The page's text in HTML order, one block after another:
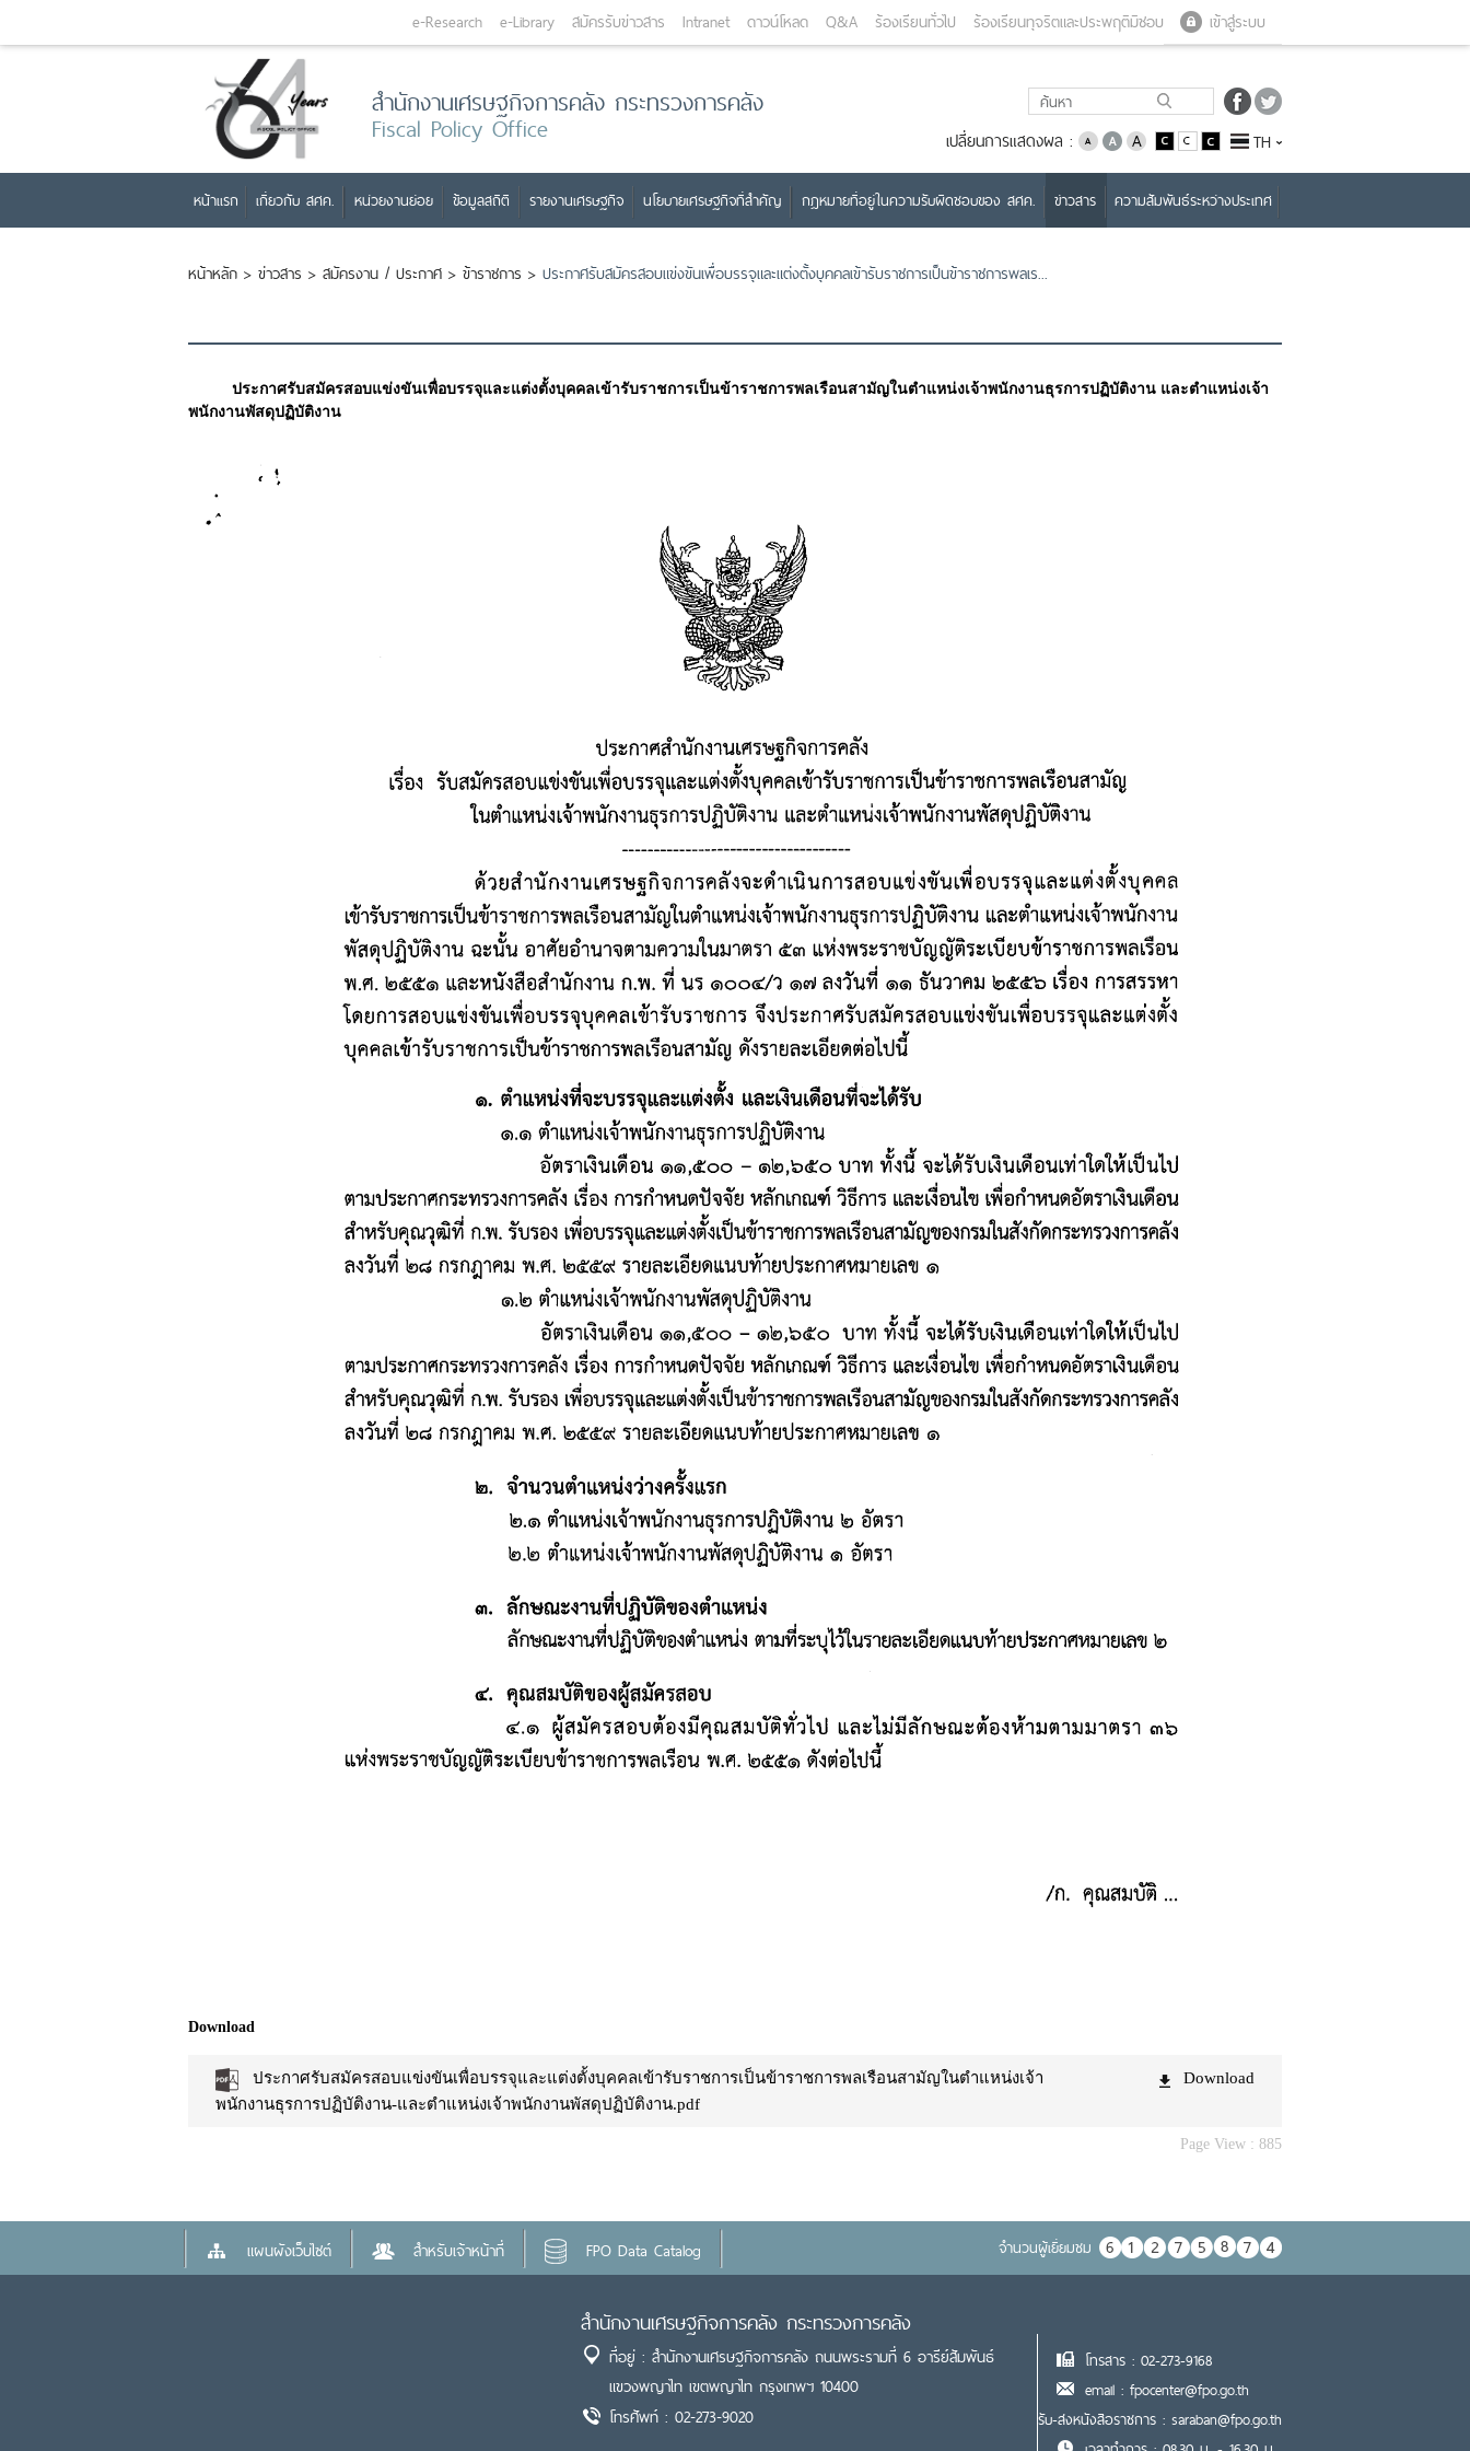
เข้าสู่ระบบ
e-Research e-Library สมัครรับข่าวสาร Intranet ดาวน์โหลด Q&A ร้องเรียนทั่วไป ร้องเรียนทุจริตและประพฤติมิชอบ
สำนักงานเศรษฐกิจการคลัง กระทรวงการคลัง
Fiscal Policy Office เปลี่ยนการแสดงผล : TH
หน้าแรก เกี่ยวกับ สศค. หน่วยงานย่อย ข้อมูลสถิติ รายงานเศรษฐกิจ นโยบายเศรษฐกิจที่สำคัญ กฎหมายที่อยู่ในความรับผิดชอบของ สศค. ข่าวสาร ความสัมพันธ์ระหว่างประเทศ
หน้าหลัก > ข่าวสาร > สมัครงาน / ประกาศ > ข้าราชการ > ประกาศรับสมัครสอบแข่งขันเพื่อบรรจุและแต่งตั้งบุคคลเข้ารับราชการเป็นข้าราชการพลเร...
ประกาศรับสมัครสอบแข่งขันเพื่อบรรจุและแต่งตั้งบุคคลเข้ารับราชการเป็นข้าราชการพลเรือนสามัญในตำแหน่งเจ้าพนักงานธุรการปฏิบัติงาน และตำแหน่งเจ้า
พนักงานพัสดุปฏิบัติงาน
Download
ประกาศรับสมัครสอบแข่งขันเพื่อบรรจุและแต่งตั้งบุคคลเข้ารับราชการเป็นข้าราชการพลเรือนสามัญในตำแหน่งเจ้า
พนักงานธุรการปฏิบัติงาน-และตำแหน่งเจ้าพนักงานพัสดุปฏิบัติงาน.pdf
Download
Page View : 885
แผนผังเว็บไซต์ สำหรับเจ้าหน้าที่ FPO Data Catalog จำนวนผู้เยื่ยมชม
สำนักงานเศรษฐกิจการคลัง กระทรวงการคลัง
ที่อยู่ : สำนักงานเศรษฐกิจการคลัง ถนนพระรามที่ 6 อารีย์สัมพันธ์
แขวงพญาไท เขตพญาไท กรุงเทพฯ 10400
โทรศัพท์ : 02-273-9020
โทรสาร : 02-273-9168
email : fpocenter@fpo.go.th
รับ-ส่งหนังสือราชการ : saraban@fpo.go.th